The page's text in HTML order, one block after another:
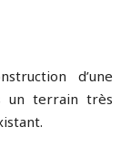
d’une
un terrain très